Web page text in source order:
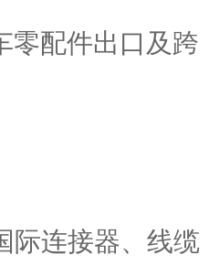
零配件出口及跨
际连接器、线缆